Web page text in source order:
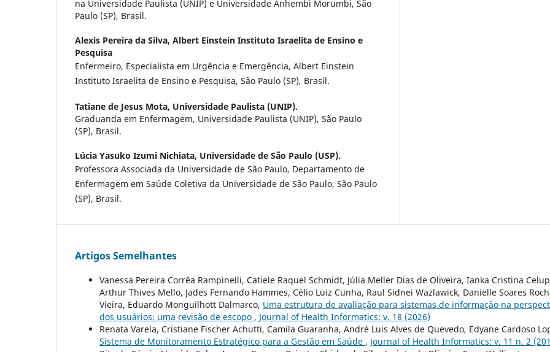
na Universidade Paulista (UNIP) e Universidade Anhembi Morumbi, São
Paulo (SP), Brasil.
Alexis Pereira da Silva, Albert Einstein Instituto Israelita de Ensino e
Pesquisa
Enfermeiro, Especialista em Urgência e Emergência, Albert Einstein
Instituto Israelita de Ensino e Pesquisa, São Paulo (SP), Brasil.
Tatiane de Jesus Mota, Universidade Paulista (UNIP).
Graduanda em Enfermagem, Universidade Paulista (UNIP), São Paulo
(SP), Brasil.
Lúcia Yasuko Izumi Nichiata, Universidade de São Paulo (USP).
Professora Associada da Universidade de São Paulo, Departamento de
Enfermagem em Saúde Coletiva da Universidade de São Paulo, São Paulo
(SP), Brasil.
Artigos Semelhantes
Vanessa Pereira Corrêa Rampinelli, Catiele Raquel Schmidt, Júlia Meller Dias de Oliveira, Ianka Cristina
Arthur Thives Mello, Jades Fernando Hammes, Célio Luiz Cunha, Raul Sidnei Wazlawick, Danielle Soares
Vieira, Eduardo Monguilhott Dalmarco, Uma estrutura de avaliação para sistemas de informação na
dos usuários: uma revisão de escopo , Journal of Health Informatics: v. 18 (2026)
Renata Varela, Cristiane Fischer Achutti, Camila Guaranha, André Luis Alves de Quevedo, Edyane Cardoso
Sistema de Monitoramento Estratégico para a Gestão em Saúde , Journal of Health Informatics: v. 11 n. 2